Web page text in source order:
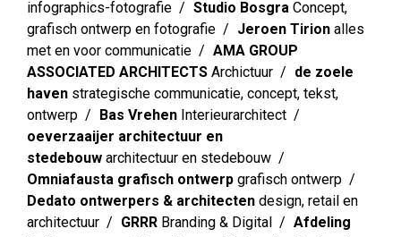
infographics-fotografie
Studio Bosgra Concept,
grafisch ontwerp en fotografie
Jeroen Tirion alles
met en voor communicatie
AMA GROUP
ASSOCIATED ARCHITECTS Archictuur
de zoele
haven strategische communicatie, concept, tekst,
ontwerp
Bas Vrehen Interieurarchitect
oeverzaaijer architectuur en
stedebouw architectuur en stedebouw
Omniafausta grafisch ontwerp grafisch ontwerp
Dedato ontwerpers & architecten design, retail en
architectuur
GRRR Branding & Digital
Afdeling